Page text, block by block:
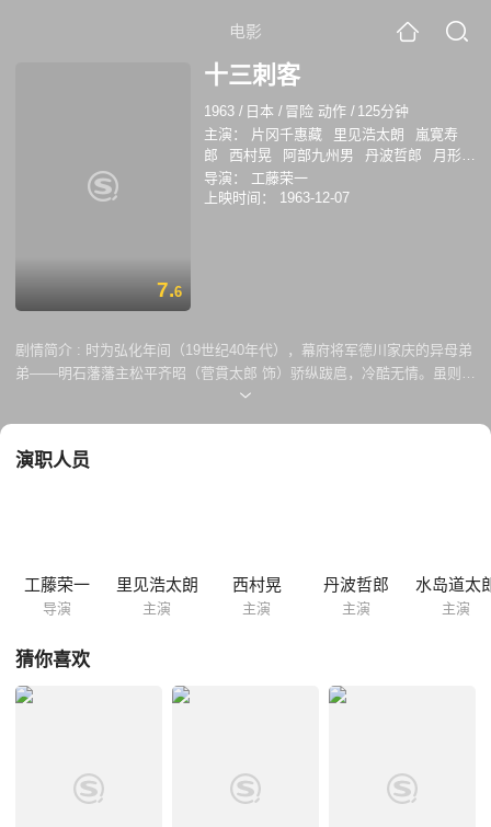
电影
7.6
十三刺客
1963 / 日本 / 冒险 动作 / 125分钟
主演：
片冈千惠藏 里见浩太朗
嵐寛寿
郎
西村晃 阿部九州男 丹波哲郎
月形龙
之介
水岛道太郎
子
岚宽寿郎
导演：
工藤荣一
上映时间：
1963-12-07
剧情简介 : 时为弘化年间（19世纪40年代），幕府将军德川家庆的异母弟
弟——明石藩藩主松平齐昭（菅貫太郎 饰）骄纵跋扈，冷酷无情。虽则如
此，齐昭却仕途顺利，即将成为幕府老中。为免苍生受其荼毒，笔头老中
饰）、新六郎（里見浩太朗 饰）等十数人组成刺客部队。不久，齐昭参勤
演职人员
工藤荣一
导演
里见浩太朗
主演
西村晃
主演
丹波哲郎
主演
水岛道太
主演
猜你喜欢